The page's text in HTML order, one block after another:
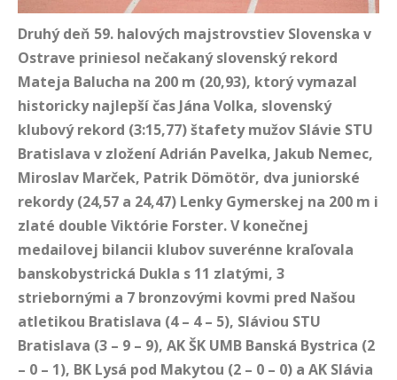
Druhý deň 59. halových majstrovstiev Slovenska v
Ostrave priniesol nečakaný slovenský rekord
Mateja Balucha na 200 m (20,93), ktorý vymazal
historicky najlepší čas Jána Volka, slovenský
klubový rekord (3:15,77) štafety mužov Slávie STU
Bratislava v zložení Adrián Pavelka, Jakub Nemec,
Miroslav Marček, Patrik Dömötör, dva juniorské
rekordy (24,57 a 24,47) Lenky Gymerskej na 200 m i
zlaté double Viktórie Forster. V konečnej
medailovej bilancii klubov suverénne kraľovala
banskobystrická Dukla s 11 zlatými, 3
striebornými a 7 bronzovými kovmi pred Našou
atletikou Bratislava (4 – 4 – 5), Sláviou STU
Bratislava (3 – 9 – 9), AK ŠK UMB Banská Bystrica (2
– 0 – 1), BK Lysá pod Makytou (2 – 0 – 0) a AK Slávia